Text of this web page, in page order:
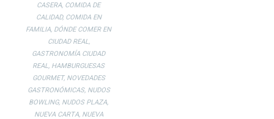
CASERA, COMIDA DE
CALIDAD, COMIDA EN
FAMILIA, DÓNDE COMER EN
CIUDAD REAL,
GASTRONOMÍA CIUDAD
REAL, HAMBURGUESAS
GOURMET, NOVEDADES
GASTRONÓMICAS, NUDOS
BOWLING, NUDOS PLAZA,
NUEVA CARTA, NUEVA